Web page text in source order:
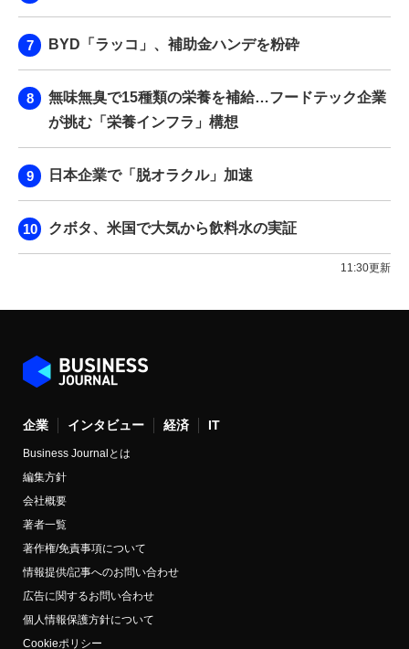
BYD「ラッコ」、補助金ハンデを粉砕
無味無臭で15種類の栄養を補給…フードテック企業
が挑む「栄養インフラ」構想
日本企業で「脱オラクル」加速
クボタ、米国で大気から飲料水の実証
11:30更新
企業 インタビュー 経済 IT
Business Journalとは
編集方針
会社概要
著者一覧
著作権/免責事項について
情報提供/記事へのお問い合わせ
広告に関するお問い合わせ
個人情報保護方針について
Cookieポリシー